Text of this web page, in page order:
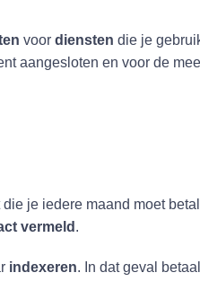
voor diensten die je
aangesloten en voor de
je iedere maand moet
vermeld .
indexeren. In dat geval